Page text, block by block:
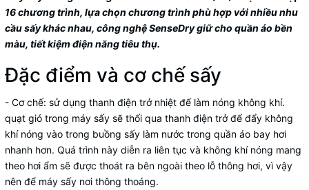
16 chương trình, lựa chọn chương trình phù hợp với nhiều nhu
cầu sấy khác nhau, công nghệ SenseDry giữ cho quần áo bền
màu, tiết kiệm điện năng tiêu thụ.
Đặc điểm và cơ chế sấy
- Cơ chế: sử dụng thanh điện trở nhiệt để làm nóng không khí.
quạt gió trong máy sấy sẽ thổi qua thanh điện trở để đẩy không
khí nóng vào trong buồng sấy làm nước trong quần áo bay hơi
nhanh hơn. Quá trình này diễn ra liên tục và không khí nóng mang
theo hơi ẩm sẽ được thoát ra bên ngoài theo lỗ thông hơi, vì vậy
nên để máy sấy nơi thông thoáng.